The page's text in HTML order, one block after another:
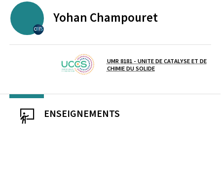
CENTRE NATIONAL DE LA RECHERCHE SCIENTIFIQUE
Yohan Champouret
Laboratoire / équipe
UMR 8181 - UNITE DE CATALYSE ET DE
CHIMIE DU SOLIDE
ENSEIGNEMENTS